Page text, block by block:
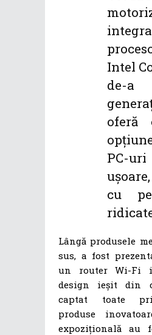
Intel
de-a
oferă
PC-
cu
Lângă produsele
sus, a fost
un router Wi-Fi
design ieșit din
captat toate
produse
expozițională au